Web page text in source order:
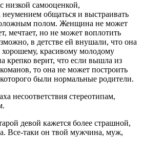
низкой самооценкой,
неумением общаться и выстраивать
полом. Женщина не может
мечтает, но не может воплотить
в детстве ей внушали, что она
красивому молодому
крепко верит, что если вышла из
то она не может построить
были нормальные родители.
несоответствия стереотипам,
девой кажется более страшной,
Все-таки он твой мужчина, муж,